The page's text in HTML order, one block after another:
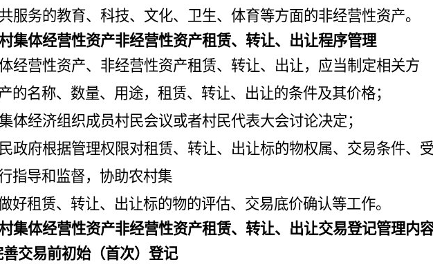
服务的教育、科技、文化、卫生、体育等方面的非经营性资产。
集体经营性资产非经营性资产租赁、转让、出让程序管理
经营性资产、非经营性资产租赁、转让、出让，应当制定相关方
的名称、数量、用途，租赁、转让、出让的条件及其价格；
体经济组织成员村民会议或者村民代表大会讨论决定；
政府根据管理权限对租赁、转让、出让标的物权属、交易条件、受
指导和监督，协助农村集
好租赁、转让、出让标的物的评估、交易底价确认等工作。
集体经营性资产非经营性资产租赁、转让、出让交易登记管理内
交易前初始（首次）登记